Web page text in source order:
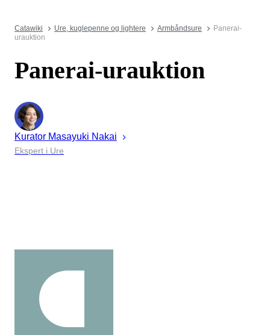
Catawiki Ure, kuglepenne og lightere Armbåndsure
Panerai-
urauktion
Panerai-urauktion
Kurator Masayuki Nakai
Ekspert i Ure